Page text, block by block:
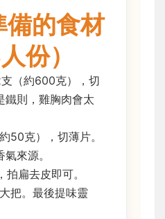
備的食材
份）
（約600克），切
鐵則，雞胸肉會太
50克），切薄片。
來源。
扁去皮即可。
把。最後提味靈